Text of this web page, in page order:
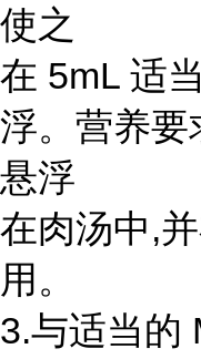
使之
在 5mL 适
浮。营养要
悬浮
在肉汤中,
用。
3.与适当的